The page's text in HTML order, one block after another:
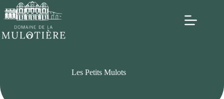
Les Petits Mulots